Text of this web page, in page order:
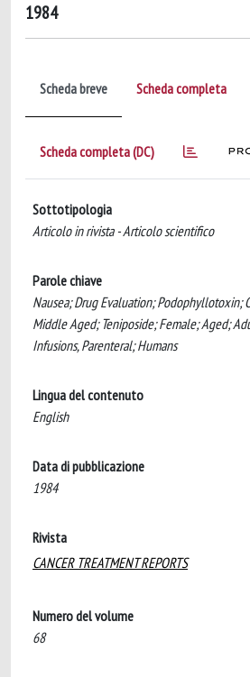
1984
Scheda breve Scheda completa
Scheda completa (DC)
Sottotipologia
Articolo in rivista - Articolo scientifico
Parole chiave
Nausea; Drug Evaluation; Podophyllotoxin;
Middle Aged; Teniposide; Female; Aged;
Infusions, Parenteral; Humans
Lingua del contenuto
English
Data di pubblicazione
1984
Rivista
CANCER TREATMENT REPORTS
Numero del volume
68